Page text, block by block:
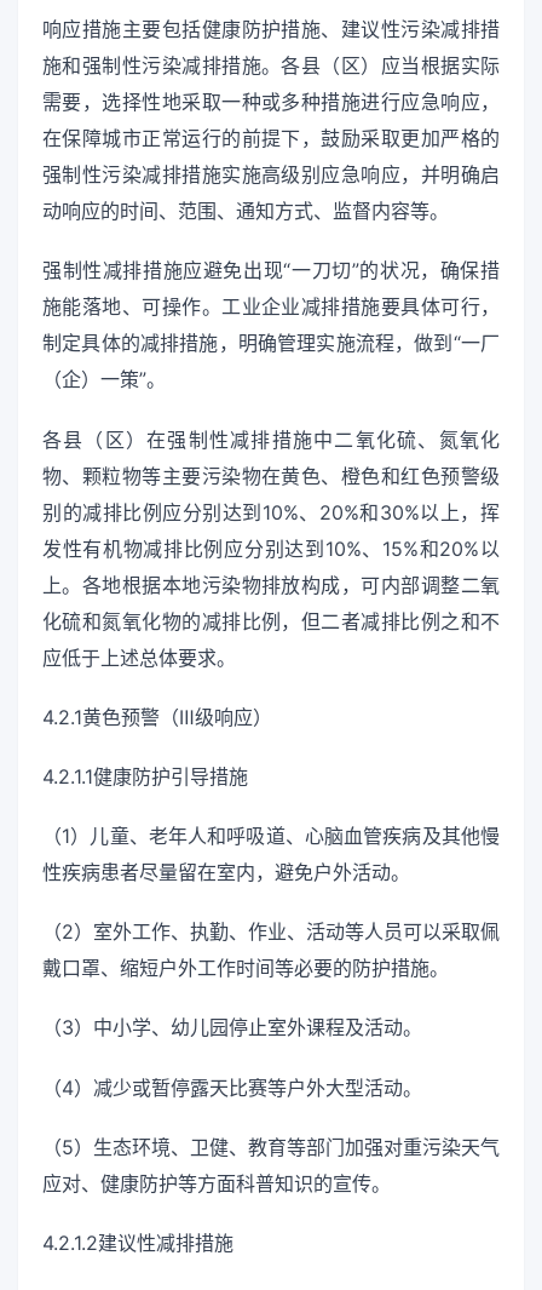
响应措施主要包括健康防护措施、建议性污染减排措
施和强制性污染减排措施。各县（区）应当根据实际
需要，选择性地采取一种或多种措施进行应急响应，
在保障城市正常运行的前提下，鼓励采取更加严格的
强制性污染减排措施实施高级别应急响应，并明确启
动响应的时间、范围、通知方式、监督内容等。
强制性减排措施应避免出现“一刀切”的状况，确保措
施能落地、可操作。工业企业减排措施要具体可行，
制定具体的减排措施，明确管理实施流程，做到“一厂
（企）一策”。
各县（区）在强制性减排措施中二氧化硫、氮氧化
物、颗粒物等主要污染物在黄色、橙色和红色预警级
别的减排比例应分别达到10%、20%和30%以上，挥
发性有机物减排比例应分别达到10%、15%和20%以
上。各地根据本地污染物排放构成，可内部调整二氧
化硫和氮氧化物的减排比例，但二者减排比例之和不
应低于上述总体要求。
4.2.1黄色预警（Ⅲ级响应）
4.2.1.1健康防护引导措施
（1）儿童、老年人和呼吸道、心脑血管疾病及其他慢
性疾病患者尽量留在室内，避免户外活动。
（2）室外工作、执勤、作业、活动等人员可以采取佩
戴口罩、缩短户外工作时间等必要的防护措施。
（3）中小学、幼儿园停止室外课程及活动。
（4）减少或暂停露天比赛等户外大型活动。
（5）生态环境、卫健、教育等部门加强对重污染天气
应对、健康防护等方面科普知识的宣传。
4.2.1.2建议性减排措施